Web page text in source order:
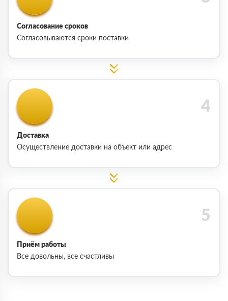
Согласование сроков
Согласовываются сроки поставки
Доставка
Осуществление доставки на объект или адрес
Приём работы
Все довольны, все счастливы